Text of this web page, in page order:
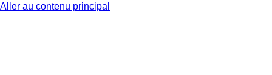
Aller au contenu principal